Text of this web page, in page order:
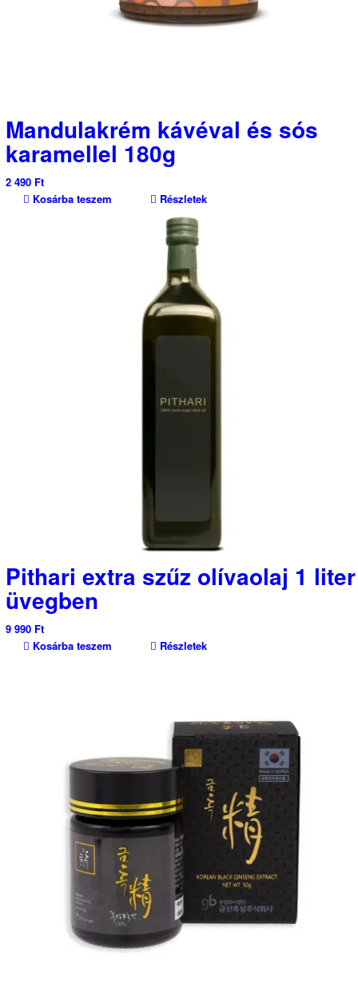
Mandulakrém kávéval és sós
karamellel 180g
2 490 Ft
Kosárba teszem
Részletek
Pithari extra szűz olívaolaj 1 liter
üvegben
9 990 Ft
Kosárba teszem
Részletek